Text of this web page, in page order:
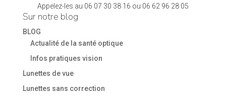
Appelez-les au 06 07 30 38 16 ou 06 62 96 28 05
Sur notre blog
BLOG
Actualité de la santé optique
Infos pratiques vision
Lunettes de vue
Lunettes sans correction